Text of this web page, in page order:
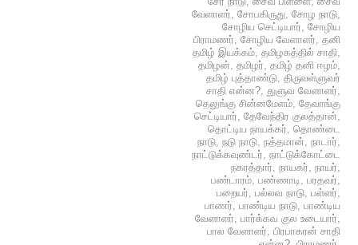
வேளாளர், சோபகிருது, சோழ நாடு,
சோழிய செட்டியார், சோழிய
பிராமணர், சோழிய வேளாளர், தனி
தமிழ் இயக்கம், தமிழகத்தில் சாதி,
தமிழன், தமிழர், தமிழ் தனி ஈழம்,
தமிழ் புத்தாண்டு, திருவள்ளுவர்
சாதி என்ன?, துளுவ வேளாளர்,
தெலுங்கு சின்னமேளம், தேவாங்கு
செட்டியார், தேவேந்திர குலத்தான்,
தொட்டிய நாயக்கர், தொண்டை
நாடு, நடு நாடு, நத்தமான், நாடார்,
நாட்டுக்கவுண்டர், நாட்டுக்கோட்டை
நகரத்தார், நாயகர், நாயர்,
பண்டாரம், பண்ணாடி, பரதவர்,
பறையர், பல்லவ நாடு, பள்ளர்,
பாணர், பாண்டிய நாடு, பாண்டிய
வேளாளர், பார்க்கவ குல உடையார்,
பால வேளாளர், பிரபாகரன் சாதி